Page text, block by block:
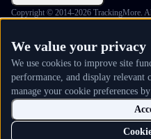
Copyright © 2014-2026 TrackingMore.
We value your privacy
We use cookies to improve site
performance, and display relevant
manage your cookie preferences